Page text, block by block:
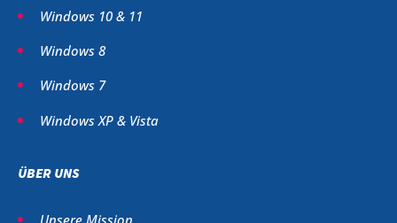
Windows 10 & 11
Windows 8
Windows 7
Windows XP & Vista
ÜBER UNS
Unsere Mission